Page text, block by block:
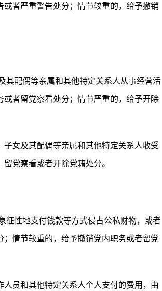
者严重警告处分；情节较重的，给予撤销
其配偶等亲属和其他特定关系人从事经营活
者留党察看处分；情节严重的，给予开除
女及其配偶等亲属和其他特定关系人收受
党察看或者开除党籍处分。
征性地支付钱款等方式侵占公私财物，或者
情节较重的，给予撤销党内职务或者留党
员和其他特定关系人个人支付的费用，由